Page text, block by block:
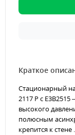
Краткое
Стационарный
2117 P c
высокого
полюсным
крепится к стене